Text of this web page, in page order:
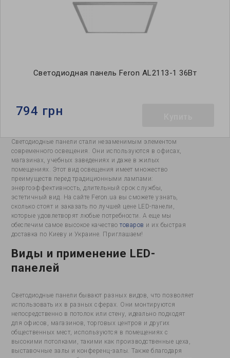
Светодиодная панель Feron AL2113-1 36Вт
794 грн
Светодиодные панели стали незаменимым элементом
современного освещения. Они используются в офисах,
магазинах, учебных заведениях и даже в жилых
помещениях. Этот вид освещения имеет множество
преимуществ перед традиционными лампами:
энергоэффективность, длительный срок службы,
эстетичный вид. На сайте Feron.ua вы сможете узнать,
сколько стоят и заказать по лучшей цене LED-панели,
которые удовлетворят любые потребности. А еще мы
обеспечим самое высокое качествотоваров и их быстрая
доставка по Киеву и Украине. Приглашаем!
Виды и применение LED-
панелей
Светодиодные панели бывают разных видов, что позволяет
использовать их в разных сферах. Они монтируются
непосредственно в потолок или стену, идеально подходят
для офисов, магазинов, торговых центров и других
общественных мест, используются в помещениях с
высокими потолками, такими как производственные цеха,
выставочные залы и конференц-залы. Также благодаря